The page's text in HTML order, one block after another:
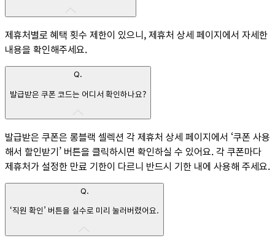
제휴처별로 혜택 횟수 제한이 있으니, 제휴처 상세 페이지에서 자세한
내용을 확인해주세요.
Q.
발급받은 쿠폰 코드는 어디서 확인하나요?
발급받은 쿠폰은 롱블랙 셀렉션 각 제휴처 상세 페이지에서 ‘쿠폰 사용
해서 할인받기’ 버튼을 클릭하시면 확인하실 수 있어요. 각 쿠폰마다
제휴처가 설정한 만료 기한이 다르니 반드시 기한 내에 사용해 주세요.
Q.
‘직원 확인’ 버튼을 실수로 미리 눌러버렸어요.